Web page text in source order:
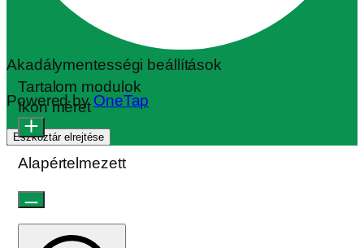
Akadálymentességi beállítások
Powered byOneTap
Eszköztár elrejtése
Tartalom modulok
Ikon méret
Alapértelmezett